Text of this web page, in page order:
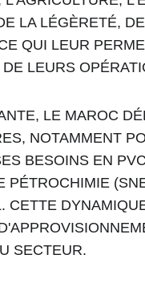
LA LÉGÈRETÉ,
QUI LEUR
LEURS
LE MAROC
NOTAMMENT
BESOINS EN
PÉTROCHIMIE
CETTE
SECTEUR.